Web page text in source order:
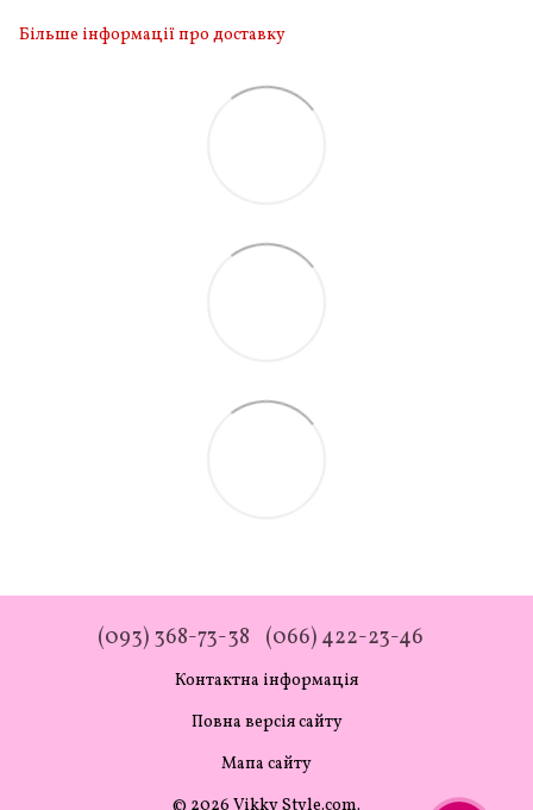
Більше інформації про доставку
(093) 368-73-38 (066) 422-23-46
Контактна інформація
Повна версія сайту
Мапа сайту